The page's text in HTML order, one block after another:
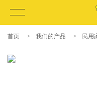
首页 > 我们的产品 > 民用